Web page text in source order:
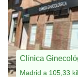
Clínica
Madrid a 105,33